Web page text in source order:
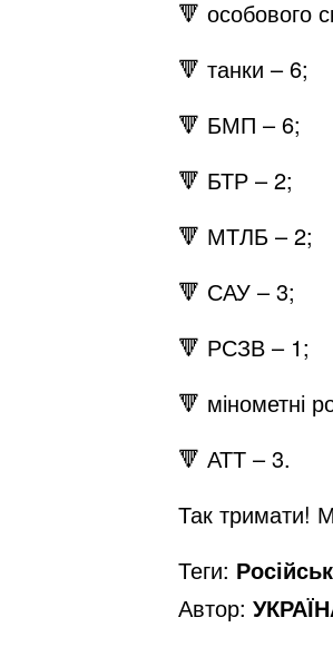
🔻 особового
🔻 танки – 6;
🔻 БМП – 6;
🔻 БТР – 2;
🔻 МТЛБ – 2;
🔻 САУ – 3;
🔻 РСЗВ – 1;
🔻 мінометні
🔻 АТТ – 3.
Так тримати!
Теги:
Автор: